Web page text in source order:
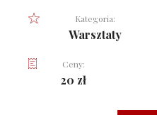
Kategoria:
Warsztaty
Ceny:
20 zł